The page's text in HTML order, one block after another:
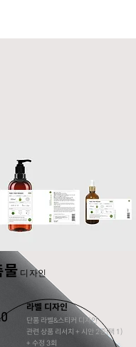
물 디자인
라벨 디자인
단품 라벨&스티커 디자인
관련 상품 리서치 + 시안 2종(택 1)
+ 수정 3회